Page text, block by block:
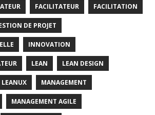
FACILITATEUR FACILITATION
DE PROJET
INNOVATION
LEAN LEAN DESIGN
LEANUX MANAGEMENT
MANAGEMENT AGILE